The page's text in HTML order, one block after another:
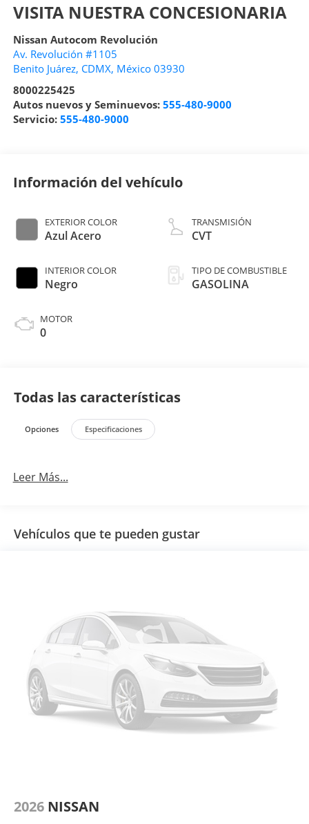
VISITA NUESTRA CONCESIONARIA
Nissan Autocom Revolución
Av. Revolución #1105
Benito Juárez, CDMX, México 03930
8000225425
Autos nuevos y Seminuevos: 555-480-9000
Servicio: 555-480-9000
Información del vehículo
EXTERIOR COLOR
Azul Acero
INTERIOR COLOR
Negro
MOTOR
0
TRANSMISIÓN
CVT
TIPO DE COMBUSTIBLE
GASOLINA
Todas las características
Opciones Especificaciones
Leer Más...
Vehículos que te pueden gustar
2026 NISSAN